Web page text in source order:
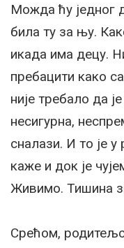
Можда ћу једног
била ту за њу.
икада има децу.
пребацити како
није требало да
несигурна,
сналази. И то је
каже и док је
Живимо. Тишина
Срећом,